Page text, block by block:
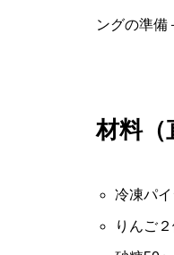
ングの準備
材料（
冷凍パ
りんご